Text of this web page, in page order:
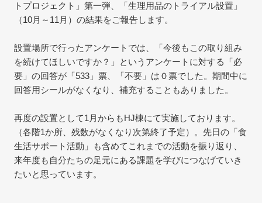
トプロジェクト」第一弾、「生理用品のトライアル設置」
（10月～11月）の結果をご報告します。
設置場所で行ったアンケートでは、「今後もこの取り組み
を続けてほしいですか？」というアンケートに対する「必
要」の回答が「533」票、「不要」は０票でした。期間中に
回答用シールがなくなり、補充することもありました。
再度の設置として1月からもHJ棟にて実施しております。
（各階1か所、残数がなくなり次第終了予定）。先日の「食
生活サポート活動」も含めてこれまでの活動を振り返り、
来年度も自分たちの足元にある課題を学びにつなげていき
たいと思っています。